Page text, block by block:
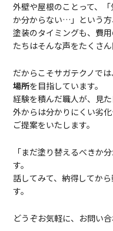
外壁や屋根のことって、
か分からない…」という方
塗装のタイミングも、費
たちはそんな声をたくさん
だからこそサガテクノ で
場所を目指しています。
経験を積んだ職人が、見
外からは分かりにくい劣
ご提案をいたします。
「まだ塗り替えるべきか
す。
話してみて、納得してか
す。
どうぞお気軽に、お問い